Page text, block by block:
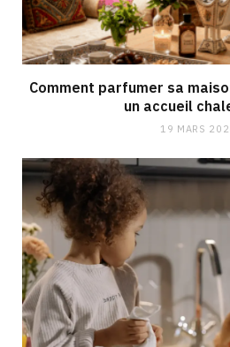
Comment parfumer sa
un accueil
19 MARS